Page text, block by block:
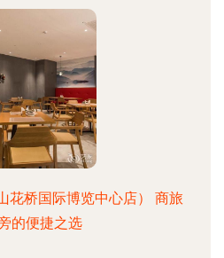
花桥国际博览中心店） 商旅
的便捷之选